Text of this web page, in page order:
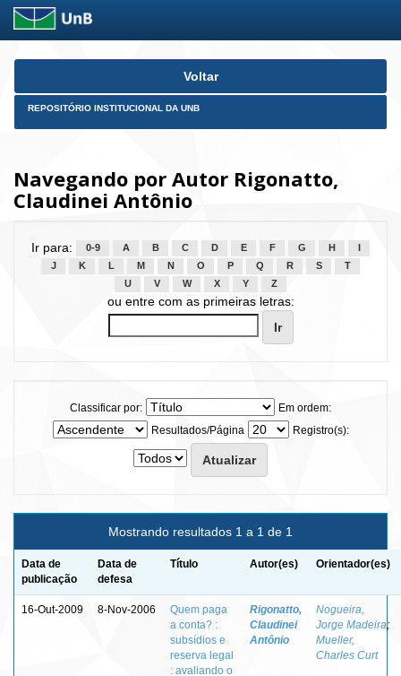
Skip
Voltar
REPOSITÓRIO INSTITUCIONAL DA UNB
Navegando por Autor Rigonatto,
Claudinei Antônio
Ir para: 0-9 A B C D E F G H
J
K L M N O P Q R S
T
U
V W X Y Z
ou entre com as primeiras letras:
Classificar por:
Em ordem:
Resultados/Página
Registro(s):
Mostrando resultados 1 a 1 de 1
Data de
publicação
Data de
defesa
Título Autor(es) Orientador(es)
16-Out-2009 8-Nov-2006
Quem paga
a conta? :
subsídios e
reserva legal
: avaliando o
Rigonatto,
Claudinei
Antônio
Nogueira,
Jorge Madeira;
Mueller,
Charles Curt